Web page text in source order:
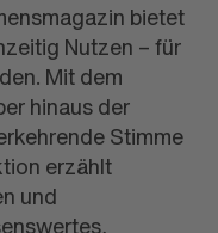
bietet
Nutzen – für
Mit dem
hinaus der
Stimme
erzählt
und